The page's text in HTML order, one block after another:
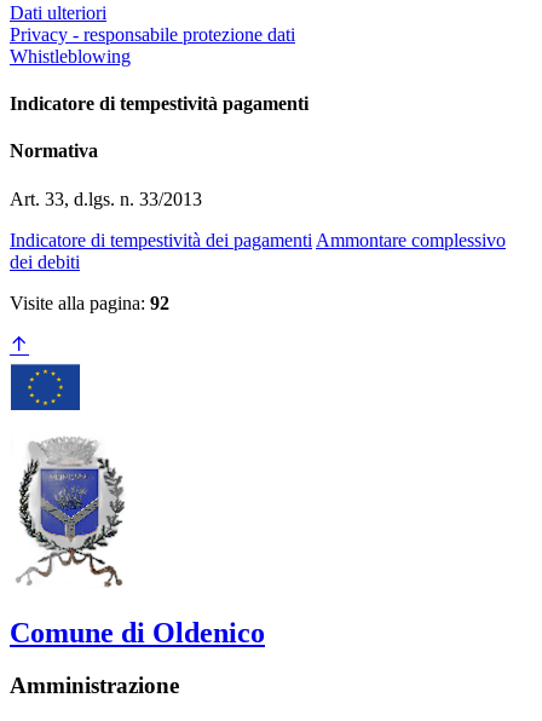
Dati ulteriori
Privacy - responsabile protezione dati
Whistleblowing
Indicatore di tempestività pagamenti
Normativa
Art. 33, d.lgs. n. 33/2013
Indicatore di tempestività dei pagamenti Ammontare complessivo
dei debiti
Visite alla pagina: 92
Comune di Oldenico
Amministrazione